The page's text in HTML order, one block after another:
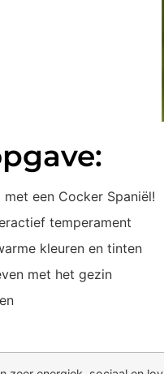
met een Cocker Spaniël!
temperament
kleuren en tinten
met het gezin